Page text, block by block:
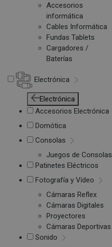
Accesorios
informática
Cables Informática
Fundas Tablets
Cargadores /
Baterías
Electrónica
Electrónica
Accesorios Electrónica
Domótica
Consolas
Juegos de Consolas
Patinetes Eléctricos
Fotografía y Vídeo
Cámaras Reflex
Cámaras Digitales
Proyectores
Cámaras Deportivas
Sonido